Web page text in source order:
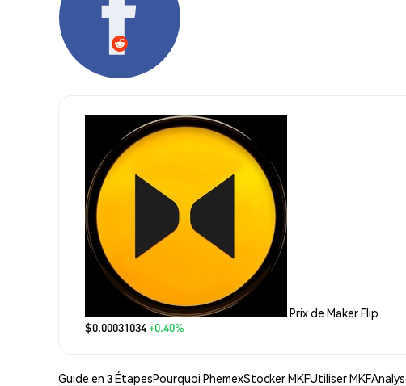
Prix de Maker Flip
$0.00031034+0.40%
Guide en 3 ÉtapesPourquoi PhemexStocker MKFUtiliser MKF